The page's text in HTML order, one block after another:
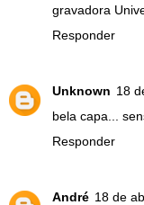
gravadora
Responder
Unknown 18
bela capa...
Responder
André 18 de